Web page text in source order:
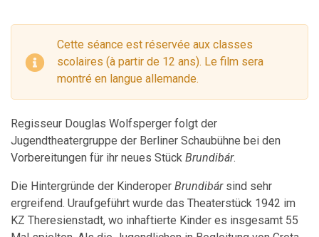
Cette séance est réservée aux classes
scolaires (à partir de 12 ans). Le film sera
montré en langue allemande.
Regisseur Douglas Wolfsperger folgt der
Jugendtheatergruppe der Berliner Schaubühne bei den
Vorbereitungen für ihr neues Stück Brundibár.
Die Hintergründe der Kinderoper Brundibársind sehr
ergreifend. Uraufgeführt wurde das Theaterstück 1942 im
KZ Theresienstadt, wo inhaftierte Kinder es insgesamt 55